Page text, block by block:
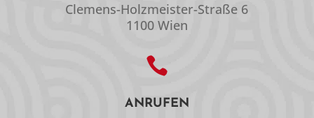
Clemens-Holzmeister-Straße 6
1100 Wien

ANRUFEN